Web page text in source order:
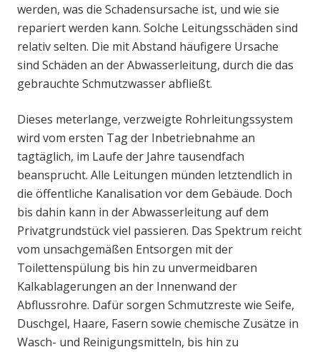
werden, was die Schadensursache ist, und wie sie
repariert werden kann. Solche Leitungsschäden sind
relativ selten. Die mit Abstand häufigere Ursache
sind Schäden an der Abwasserleitung, durch die das
gebrauchte Schmutzwasser abfließt.
Dieses meterlange, verzweigte Rohrleitungssystem
wird vom ersten Tag der Inbetriebnahme an
tagtäglich, im Laufe der Jahre tausendfach
beansprucht. Alle Leitungen münden letztendlich in
die öffentliche Kanalisation vor dem Gebäude. Doch
bis dahin kann in der Abwasserleitung auf dem
Privatgrundstück viel passieren. Das Spektrum reicht
vom unsachgemäßen Entsorgen mit der
Toilettenspülung bis hin zu unvermeidbaren
Kalkablagerungen an der Innenwand der
Abflussrohre. Dafür sorgen Schmutzreste wie Seife,
Duschgel, Haare, Fasern sowie chemische Zusätze in
Wasch- und Reinigungsmitteln, bis hin zu